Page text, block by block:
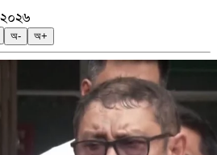
অ- অ+